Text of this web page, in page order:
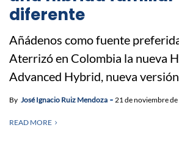
diferente
Añádenos como fuente
Aterrizó en Colombia la nueva
Advanced Hybrid, nueva versión
By José Ignacio Ruiz Mendoza 21 de noviembre
READ MORE